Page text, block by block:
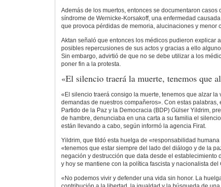
Además de los muertos, entonces se documentaron casos
síndrome de Wernicke-Korsakoff, una enfermedad
que provoca pérdidas de memoria, alucinaciones y menor
Aktan señaló que entonces los médicos pudieron explicar
posibles repercusiones de sus actos y gracias a ello
Sin embargo, advirtió de que no se debe utilizar a los
poner fin a la protesta.
«El silencio traerá la muerte, tenemos que
«El silencio traerá consigo la muerte, tenemos que alzar la
demandas de nuestros compañeros». Con estas palabras,
Partido de la Paz y la Democracia (BDP) Gülser Yildrim,
de hambre, denunciaba en una carta a su familia el
están llevando a cabo, según informó la agencia Firat.
Yildrim, que tildó esta huelga de «responsabilidad
«tenemos que estar siempre del lado del diálogo y de la
negación y destrucción que data desde el establecimiento
y hoy se mantiene con la política fascista y nacionalista del
«No podemos vivir y defender una vida sin honor. La